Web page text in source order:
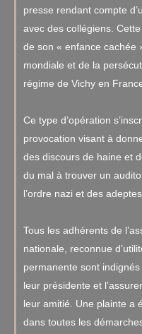
presse rendant compte
avec des collégiens.
de son « enfance cachée
mondiale et de la
régime de Vichy en
Ce type d’opération
provocation visant à
des discours de haine et
du mal à trouver un
l’ordre nazi et des
Tous les adhérents de
nationale, reconnue
permanente sont
leur présidente et
leur amitié. Une plainte a
dans toutes les